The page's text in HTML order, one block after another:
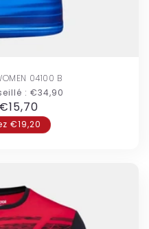
04100 B
: €34,90
Prix
€15,70
€19,20